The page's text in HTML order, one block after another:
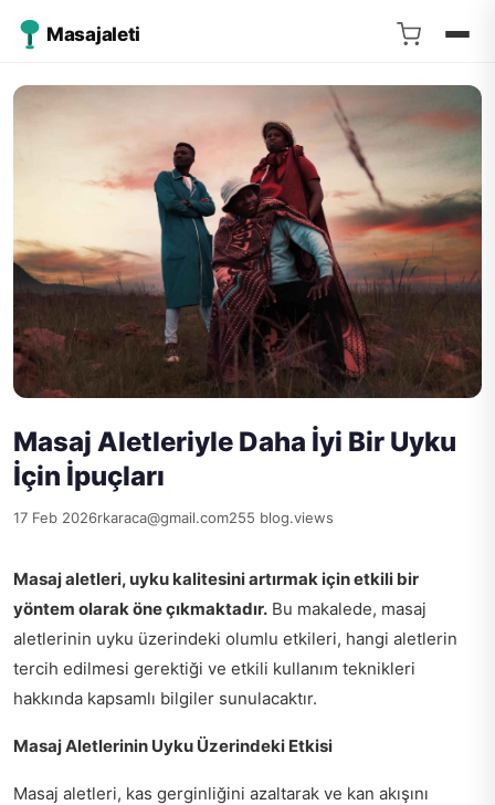
Masajaleti
Masaj Aletleriyle Daha İyi Bir Uyku
İçin İpuçları
17 Feb 2026rkaraca@gmail.com255 blog.views
Masaj aletleri, uyku kalitesini artırmak için etkili bir
yöntem olarak öne çıkmaktadır. Bu makalede, masaj
aletlerinin uyku üzerindeki olumlu etkileri, hangi aletlerin
tercih edilmesi gerektiği ve etkili kullanım teknikleri
hakkında kapsamlı bilgiler sunulacaktır.
Masaj Aletlerinin Uyku Üzerindeki Etkisi
Masaj aletleri, kas gerginliğini azaltarak ve kan akışını